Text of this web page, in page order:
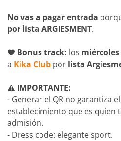
No vas a pagar entrada
por lista ARGIESMENT.
Bonus track: los miércoles
a Kika Club por lista
IMPORTANTE:
- Generar el QR no garantiza
establecimiento que es quien
admisión.
- Dress code: elegante sport.